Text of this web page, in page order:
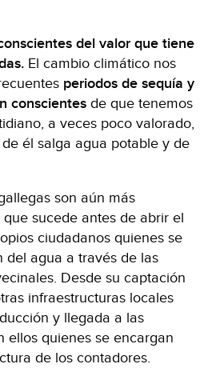
del valor que tiene
El cambio climático nos
periodos de sequía y
conscientes de que tenemos
a veces poco valorado,
él salga agua potable y de
son aún más
sucede antes de abrir el
ciudadanos quienes se
del agua a través de las
Desde su captación
infraestructuras locales
y llegada a las
ellos quienes se encargan
de los contadores.